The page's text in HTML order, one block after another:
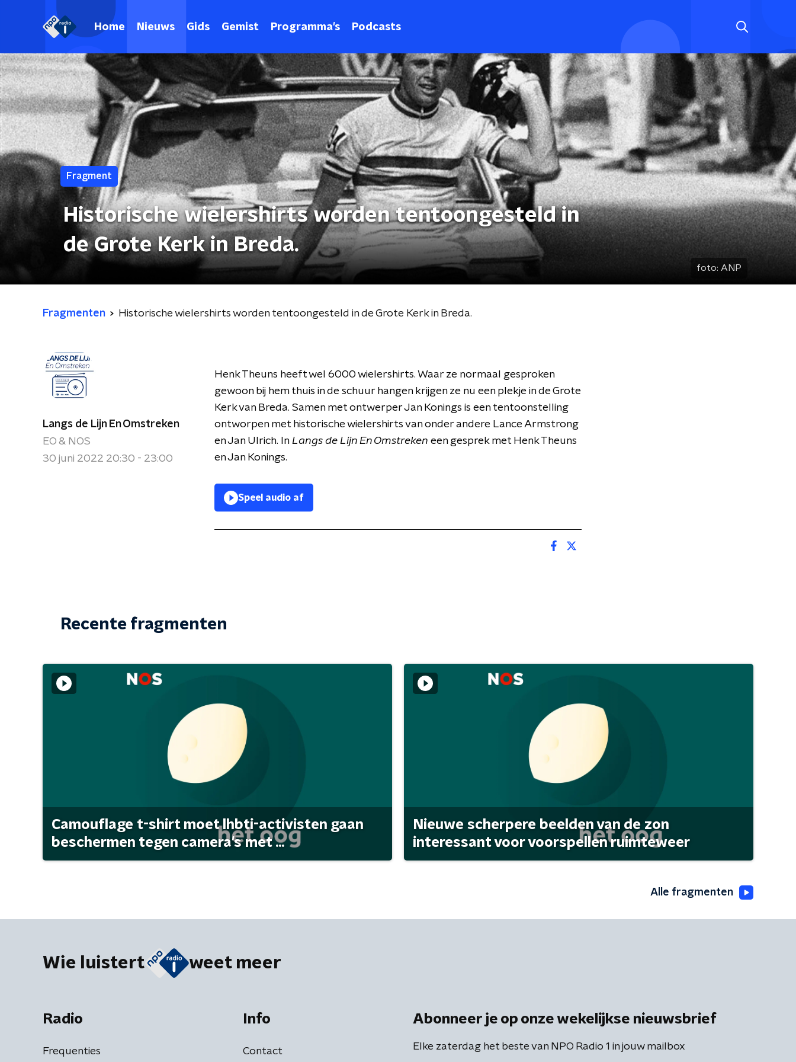
Home Nieuws Gids Gemist Programma's Podcasts
Fragment
Historische wielershirts worden tentoongesteld in
de Grote Kerk in Breda.
foto: ANP
Fragmenten Historische wielershirts worden tentoongesteld in de Grote Kerk in Breda.
Langs de Lijn En Omstreken
EO & NOS
30 juni 2022 20:30 - 23:00
Henk Theuns heeft wel 6000 wielershirts. Waar ze normaal gesproken
gewoon bij hem thuis in de schuur hangen krijgen ze nu een plekje in de Grote
Kerk van Breda. Samen met ontwerper Jan Konings is een tentoonstelling
ontworpen met historische wielershirts van onder andere Lance Armstrong
en Jan Ulrich. In Langs de Lijn En Omstreken een gesprek met Henk Theuns
en Jan Konings.
Speel audio af
Recente fragmenten
Camouflage t-shirt moet lhbti-activisten gaan
beschermen tegen camera's met ...
Nieuwe scherpere beelden van de zon
interessant voor voorspellen ruimteweer
Alle fragmenten
Wie luistert weet meer
Radio
Frequenties
Info
Contact
Abonneer je op onze wekelijkse nieuwsbrief
Elke zaterdag het beste van NPO Radio 1 in jouw mailbox